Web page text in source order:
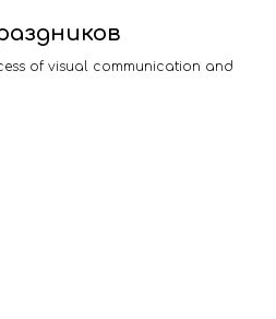
of visual communication and